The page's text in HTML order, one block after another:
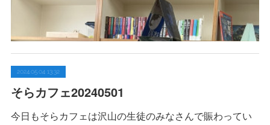
2024.05.04 13:32
そらカフェ20240501
今日もそらカフェは沢山の生徒のみなさんで賑わってい